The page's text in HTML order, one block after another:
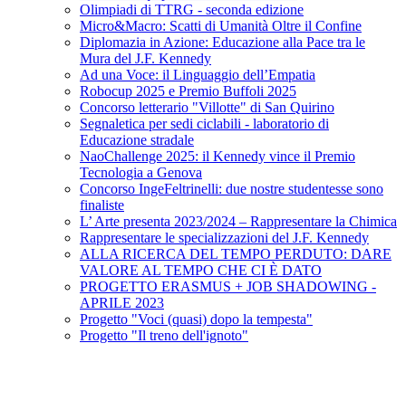
Olimpiadi di TTRG - seconda edizione
Micro&Macro: Scatti di Umanità Oltre il Confine
Diplomazia in Azione: Educazione alla Pace tra le
Mura del J.F. Kennedy
Ad una Voce: il Linguaggio dell’Empatia
Robocup 2025 e Premio Buffoli 2025
Concorso letterario "Villotte" di San Quirino
Segnaletica per sedi ciclabili - laboratorio di
Educazione stradale
NaoChallenge 2025: il Kennedy vince il Premio
Tecnologia a Genova
Concorso IngeFeltrinelli: due nostre studentesse sono
finaliste
L’ Arte presenta 2023/2024 – Rappresentare la Chimica
Rappresentare le specializzazioni del J.F. Kennedy
ALLA RICERCA DEL TEMPO PERDUTO: DARE
VALORE AL TEMPO CHE CI È DATO
PROGETTO ERASMUS + JOB SHADOWING -
APRILE 2023
Progetto "Voci (quasi) dopo la tempesta"
Progetto "Il treno dell'ignoto"